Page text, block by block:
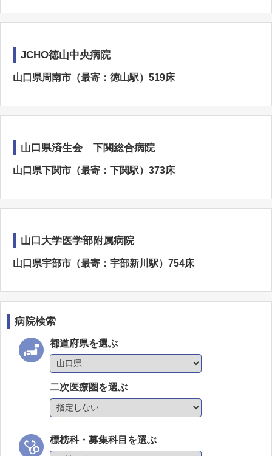
JCHO徳山中央病院
山口県周南市（最寄：徳山駅）519床
山口県済生会 下関総合病院
山口県下関市（最寄：下関駅）373床
山口大学医学部附属病院
山口県宇部市（最寄：宇部新川駅）754床
病院検索
都道府県を選ぶ
二次医療圏を選ぶ
標榜科・募集科目を選ぶ